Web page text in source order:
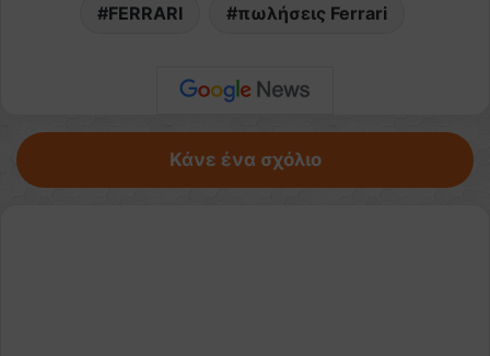
FERRARI πωλήσεις Ferrari
Κάνε ένα σχόλιο